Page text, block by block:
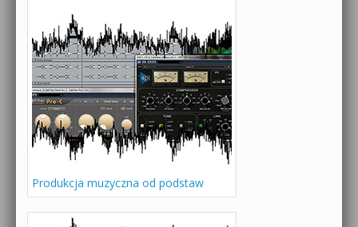
Produkcja muzyczna od podstaw